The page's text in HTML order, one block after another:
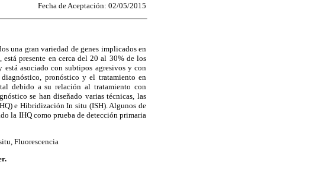
Fecha de Aceptación: 02/05/2015
una gran variedad de genes implicados en
está presente en cerca del 20 al 30% de los
asociado con subtipos agresivos y con
pronóstico y el tratamiento en
debido a su relación al tratamiento con
se han diseñado varias técnicas, las
e Hibridización In situ (ISH). Algunos de
la IHQ como prueba de detección primaria
Fluorescencia